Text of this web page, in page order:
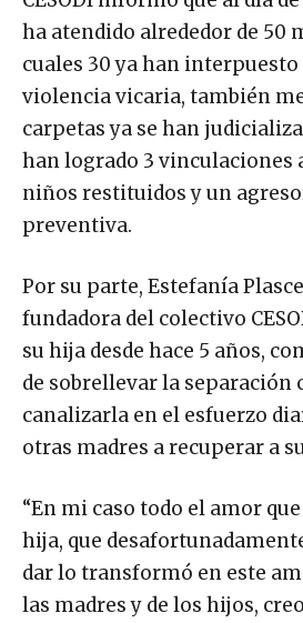
ha atendido alrededor de 50
cuales 30 ya han
violencia vicaria, también
carpetas ya se han
han logrado 3 vinculaciones
niños restituidos y un
preventiva.
Por su parte, Estefanía
fundadora del colectivo
su hija desde hace 5 años,
de sobrellevar la separación
canalizarla en el esfuerzo
otras madres a recuperar a
“En mi caso todo el amor
hija, que
dar lo transformó en este
las madres y de los hijos,